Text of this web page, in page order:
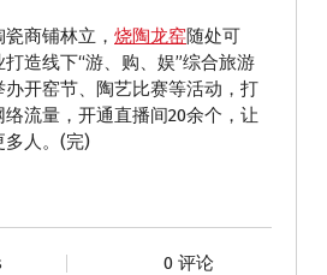
商铺林立， 烧陶龙窑随处可
造线下“游、购、娱”综合旅游
开窑节、陶艺比赛等活动，打
流量，开通直播间20余个，让
多人。(完)
0 评论